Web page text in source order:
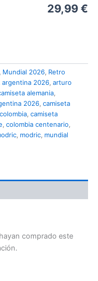
29,99 €
, Mundial 2026, Retro
argentina 2026, arturo
alemania,
2026, camiseta
, camiseta
, colombia centenario,
, modric, mundial
comprado este